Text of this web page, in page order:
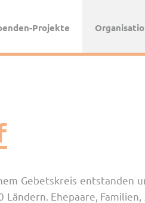
Projekte
Gebetskreis entstanden
Ehepaare,